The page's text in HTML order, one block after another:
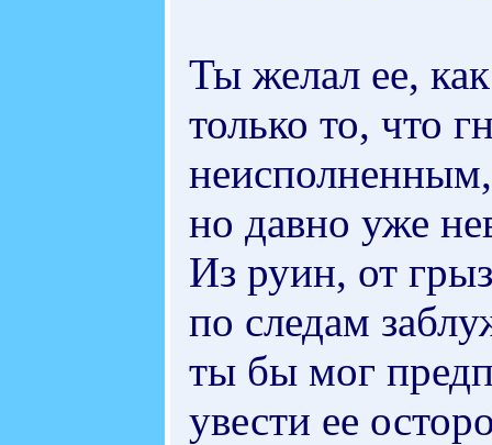
Ты желал ее,
только то, что
но давно уже
Из руин, от
по следам
ты бы мог
увести ее